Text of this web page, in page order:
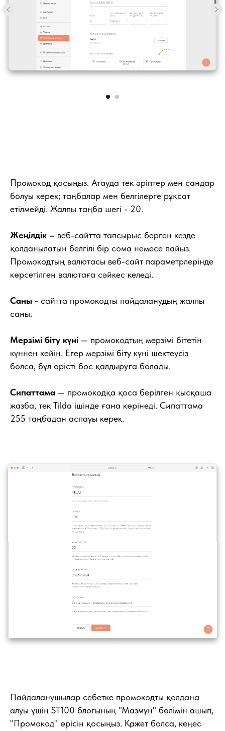
Промокод қосыңыз. Атауда тек әріптер мен сандар
болуы керек; таңбалар мен белгілерге рұқсат
етілмейді. Жалпы таңба шегі - 20.
Жеңілдік – веб-сайтта тапсырыс берген кезде
қолданылатын белгілі бір сома немесе пайыз.
Промокодтың валютасы веб-сайт параметрлерінде
көрсетілген валютаға сәйкес келеді.
Саны - сайтта промокодты пайдаланудың жалпы
саны.
Мерзімі біту күні — промокодтың мерзімі бітетін
күннен кейін. Егер мерзімі біту күні шектеусіз
болса, бұл өрісті бос қалдыруға болады.
Сипаттама — промокодқа қоса берілген қысқаша
жазба, тек Tilda ішінде ғана көрінеді. Сипаттама
255 таңбадан аспауы керек.
Пайдаланушылар себетке промокодты қолдана
алуы үшін ST100 блогының "Мазмұн" бөлімін ашып,
"Промокод" өрісін қосыңыз. Қажет болса, кеңес